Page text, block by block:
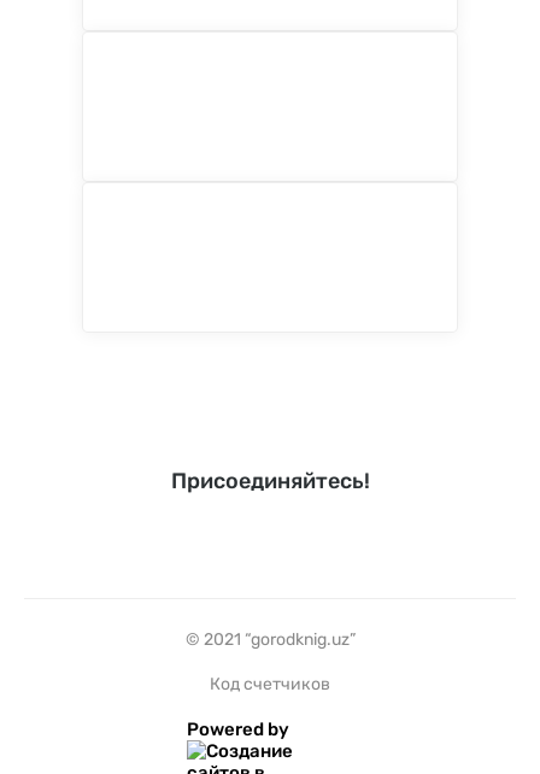
Присоединяйтесь!
© 2021 “gorodknig.uz”
Код счетчиков
Powered by